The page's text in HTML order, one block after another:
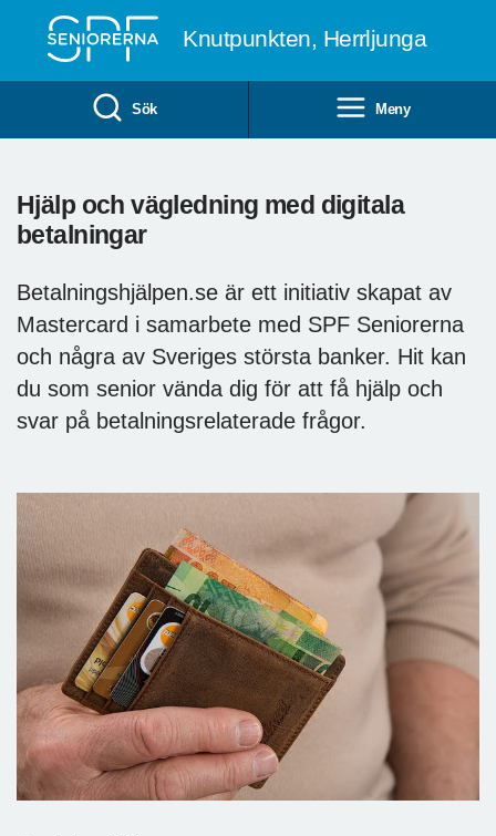
Knutpunkten, Herrljunga
Sök Meny
Hjälp och vägledning med digitala
betalningar
Betalningshjälpen.se är ett initiativ skapat av
Mastercard i samarbete med SPF Seniorerna
och några av Sveriges största banker. Hit kan
du som senior vända dig för att få hjälp och
svar på betalningsrelaterade frågor.